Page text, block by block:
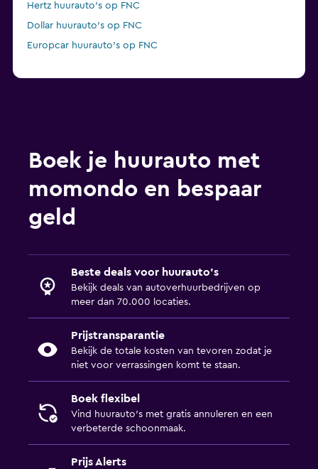
Hertz huurauto's op FNC
Dollar huurauto's op FNC
Europcar huurauto's op FNC
Boek je huurauto met
momondo en bespaar
geld
Beste deals voor huurauto's
Bekijk deals van autoverhuurbedrijven op
meer dan 70.000 locaties.
Prijstransparantie
Bekijk de totale kosten van tevoren zodat je
niet voor verrassingen komt te staan.
Boek flexibel
Vind huurauto's met gratis annuleren en een
verbeterde schoonmaak.
Prijs Alerts